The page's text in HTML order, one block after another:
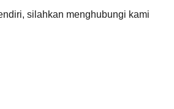
silahkan menghubungi kami